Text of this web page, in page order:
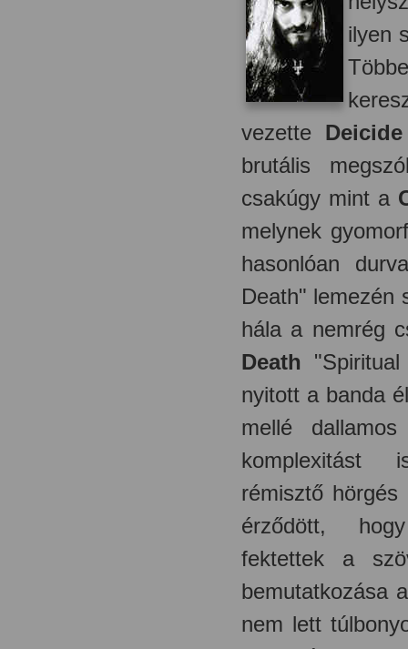
ilyen
vezette Deicide
brutális
csakúgy mint a
melynek
hasonlóan
Death" lemezén
hála a nemrég
Death
nyitott a banda
mellé
komplexitást
rémisztő
érződött,
fektettek a
bemutatkozása
nem lett